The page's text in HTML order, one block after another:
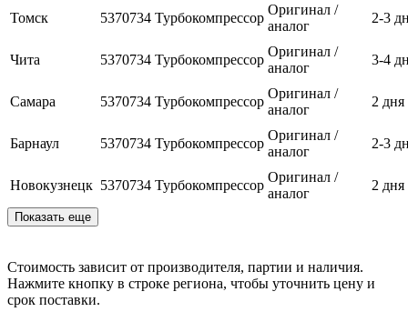
Томск 5370734 Турбокомпрессор
Оригинал /
аналог
2-3
Чита 5370734 Турбокомпрессор
Оригинал /
аналог
3-4
Самара 5370734 Турбокомпрессор
Оригинал /
аналог
2 дня
Барнаул 5370734 Турбокомпрессор
Оригинал /
аналог
2-3
Новокузнецк 5370734 Турбокомпрессор
Оригинал /
аналог
2 дня
Показать еще
Стоимость зависит от производителя, партии и наличия.
Нажмите кнопку в строке региона, чтобы уточнить цену и
срок поставки.